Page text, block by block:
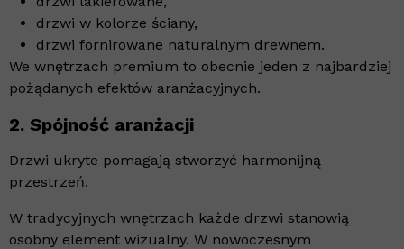
drzwi w kolorze ściany,
drzwi fornirowane naturalnym drewnem.
We wnętrzach premium to obecnie jeden z najbardziej
pożądanych efektów aranżacyjnych.
2. Spójność aranżacji
Drzwi ukryte pomagają stworzyć harmonijną
przestrzeń.
W tradycyjnych wnętrzach każde drzwi stanowią
osobny element wizualny. W nowoczesnym